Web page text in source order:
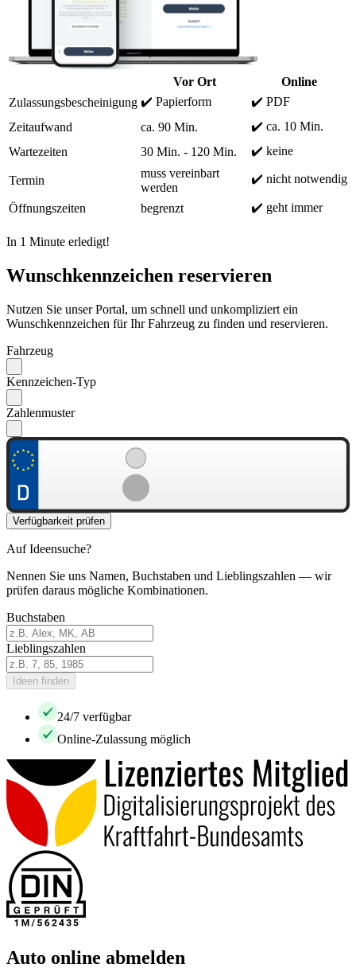
Vor Ort
Online
Zulassungsbescheinigung ✔️ Papierform
✔️ PDF
Zeitaufwand
ca. 90 Min.
✔️ ca. 10 Min.
Wartezeiten
30 Min. - 120 Min. ✔️ keine
Termin
muss vereinbart
werden
✔️ nicht notwendig
Öffnungszeiten begrenzt ✔️ geht immer
In 1 Minute erledigt!
Wunschkennzeichen reservieren
Nutzen Sie unser Portal, um schnell und unkompliziert ein
Wunschkennzeichen für Ihr Fahrzeug zu finden und reservieren.
Fahrzeug
Kennzeichen-Typ
Zahlenmuster
Verfügbarkeit prüfen
Auf Ideensuche?
Nennen Sie uns Namen, Buchstaben und Lieblingszahlen — wir
prüfen daraus mögliche Kombinationen.
Buchstaben
Lieblingszahlen
Ideen finden
24/7 verfügbar
Online-Zulassung möglich
Auto online abmelden